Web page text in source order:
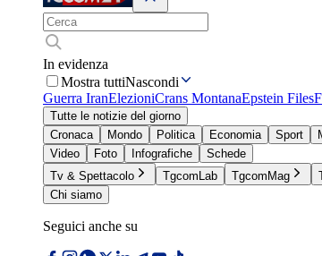
In evidenza
Mostra tuttiNascondi
Guerra IranElezioniCrans MontanaEpstein Files
Tutte le notizie del giorno
Cronaca
Mondo Politica Economia Sport
Video
Foto Infografiche
Schede
Tv & Spettacolo
TgcomLab TgcomMag
Chi siamo
Seguici anche su